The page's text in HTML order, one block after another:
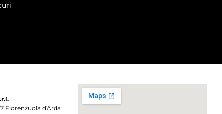
Fiorenzuola d'Arda